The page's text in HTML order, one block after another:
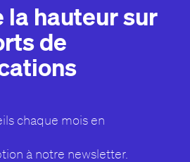
la hauteur sur
de
chaque mois en
à notre newsletter.